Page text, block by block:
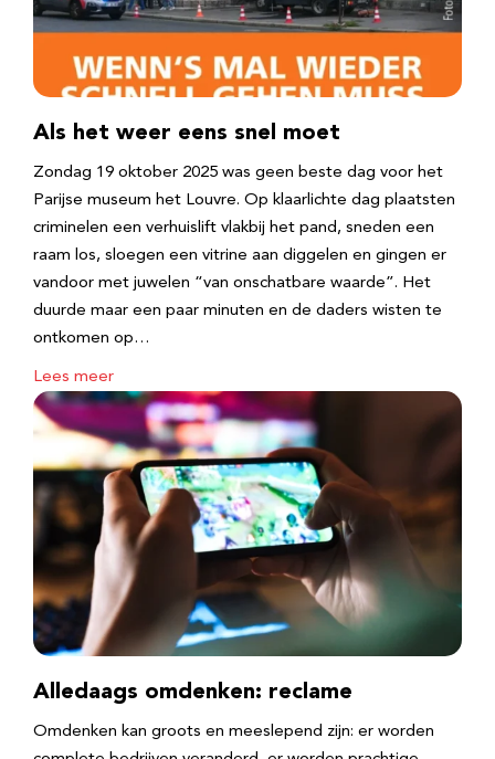
Als het weer eens snel moet
Zondag 19 oktober 2025 was geen beste dag voor het
Parijse museum het Louvre. Op klaarlichte dag plaatsten
criminelen een verhuislift vlakbij het pand, sneden een
raam los, sloegen een vitrine aan diggelen en gingen er
vandoor met juwelen “van onschatbare waarde”. Het
duurde maar een paar minuten en de daders wisten te
ontkomen op…
Lees meer
Alledaags omdenken: reclame
Omdenken kan groots en meeslepend zijn: er worden